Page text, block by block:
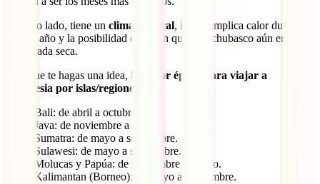
Por otro lado, tiene un clima tropical, lo que implica calor durante
todo el año y la posibilidad de algún que otro chubasco aún en
temporada seca.
Para que te hagas una idea, la mejor época para viajar a
Indonesia por islas/regiones
Bali: de abril a octubre.
Java: de noviembre a marzo.
Sumatra: de mayo a septiembre.
Sulawesi: de mayo a septiembre.
Molucas y Papúa: de septiembre a marzo.
Kalimantan (Borneo): de mayo a septiembre.